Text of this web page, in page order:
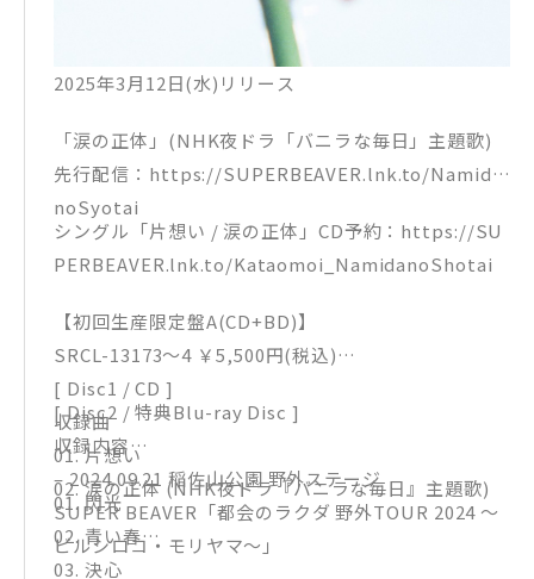
2025年3月12日(水)リリース
「涙の正体」(NHK夜ドラ「バニラな毎日」主題歌)
先行配信：https://SUPERBEAVER.lnk.to/Namida
noSyotai
シングル「片想い / 涙の正体」CD予約：https://SU
PERBEAVER.lnk.to/Kataomoi_NamidanoShotai
【初回生産限定盤A(CD+BD)】
SRCL-13173～4 ￥5,500円(税込)
[ Disc1 / CD ]
収録曲
01. 片想い
02. 涙の正体 (NHK夜ドラ『バニラな毎日』主題歌)
[ Disc2 / 特典Blu-ray Disc ]
収録内容
– 2024.09.21 稲佐山公園 野外ステージ
SUPER BEAVER「都会のラクダ 野外TOUR 2024 〜
ビルシロコ・モリヤマ〜」
01. 閃光
02. 青い春
03. 決心